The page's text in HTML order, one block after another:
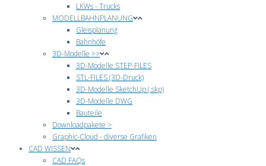
LKWs - Trucks
MODELLBAHNPLANUNG
Gleisplanung
Bahnhöfe
3D-Modelle >>
3D-Modelle STEP-FILES
STL-FILES (3D-Druck)
3D-Modelle SketchUp (.skp)
3D-Modelle DWG
Bauteile
Downloadpakete >
Graphic-Cloud - diverse Grafiken
CAD WISSEN
CAD FAQs